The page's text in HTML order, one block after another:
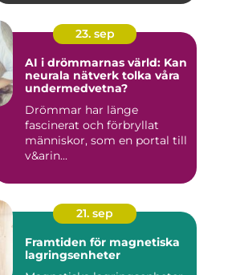
23. sep
AI i drömmarnas värld: Kan
neurala nätverk tolka våra
undermedvetna?
Drömmar har länge
fascinerat och förbryllat
människor, som en portal till
v&arin...
21. sep
Framtiden för magnetiska
lagringsenheter